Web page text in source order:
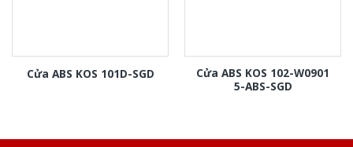
Cửa ABS KOS 101D-SGD
Cửa ABS KOS 102-W0901
5-ABS-SGD